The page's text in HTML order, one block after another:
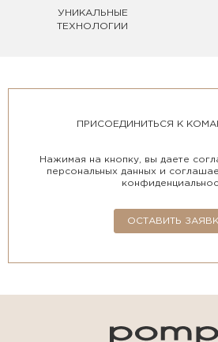
УНИКАЛЬНЫЕ
ТЕХНОЛОГИИ
ПРИСОЕДИНИТЬСЯ К
Нажимая на кнопку, вы даете
персональных данных и
ОСТАВИТЬ